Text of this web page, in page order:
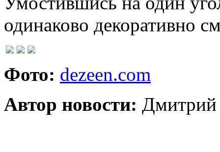
одинаково декоративно
Фото: dezeen.com
Автор новости: Дмитрий